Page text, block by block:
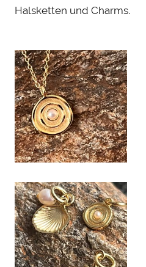
Halsketten und Charms.